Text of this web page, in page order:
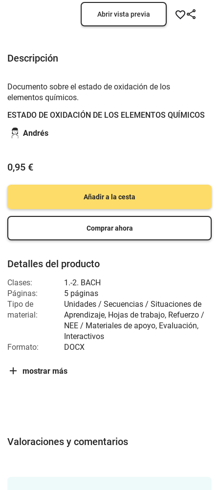
Abrir vista previa
Descripción
Documento sobre el estado de oxidación de los
elementos químicos.
ESTADO DE OXIDACIÓN DE LOS ELEMENTOS QUÍMICOS
Andrés
0,95 €
Añadir a la cesta
Comprar ahora
Detalles del producto
Clases:
1.-2. BACH
Páginas:
5 páginas
Tipo de
material:
Unidades / Secuencias / Situaciones de
Aprendizaje, Hojas de trabajo, Refuerzo /
NEE / Materiales de apoyo, Evaluación,
Interactivos
Formato:
DOCX
mostrar más
Valoraciones y comentarios